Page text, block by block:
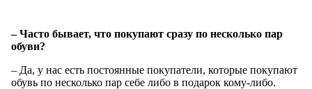
– Часто бывает, что покупают сразу по несколько пар
обуви?
– Да, у нас есть постоянные покупатели, которые покупают
обувь по несколько пар себе либо в подарок кому-либо.